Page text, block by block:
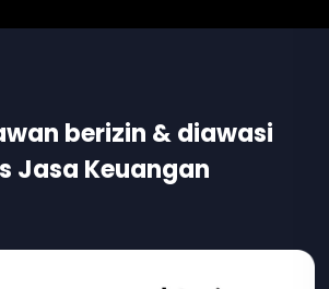
berizin & diawasi
Jasa Keuangan